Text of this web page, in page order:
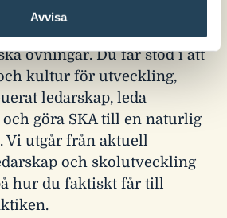
Avvisa
fyra moduler där vi varvar
övningar. Du får stöd i att
kultur för utveckling,
ledarskap, leda
göra SKA till en naturlig
Vi utgår från aktuell
och skolutveckling
hur du faktiskt får till